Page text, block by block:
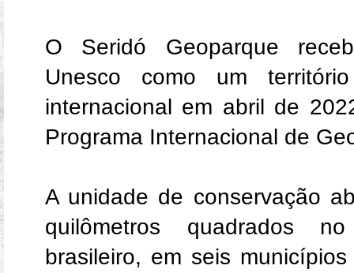
O Seridó Geoparque
Unesco como um
internacional em abril de
Programa Internacional de
A unidade de conservação
quilômetros quadrados
brasileiro, em seis